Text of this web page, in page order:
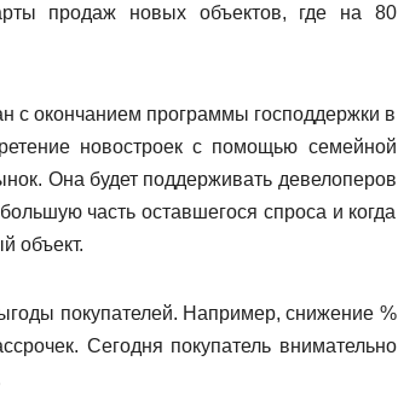
продаж новых объектов, где на 80
с окончанием программы господдержки в
новостроек с помощью семейной
Она будет поддерживать девелоперов
часть оставшегося спроса и когда
объект.
покупателей. Например, снижение %
Сегодня покупатель внимательно